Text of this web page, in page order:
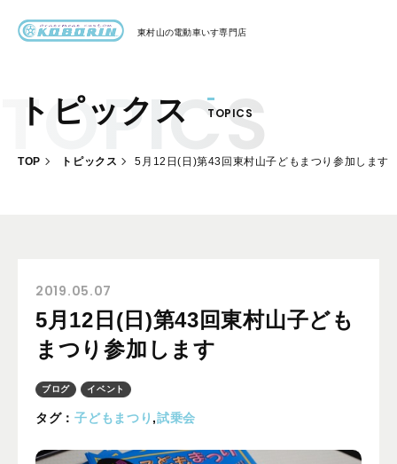
東村山の電動車いす専門店
ハイネル Hineru
ブリッジ BRIDGE TR
会社概要
ALL
トピックス TOPICS
TOP トピックス 5月12日(日)第43回東村山子どもまつり参加します
2019.05.07
5月12日(日)第43回東村山子ども
まつり参加します
ブログ イベント
タグ：子どもまつり ,試乗会